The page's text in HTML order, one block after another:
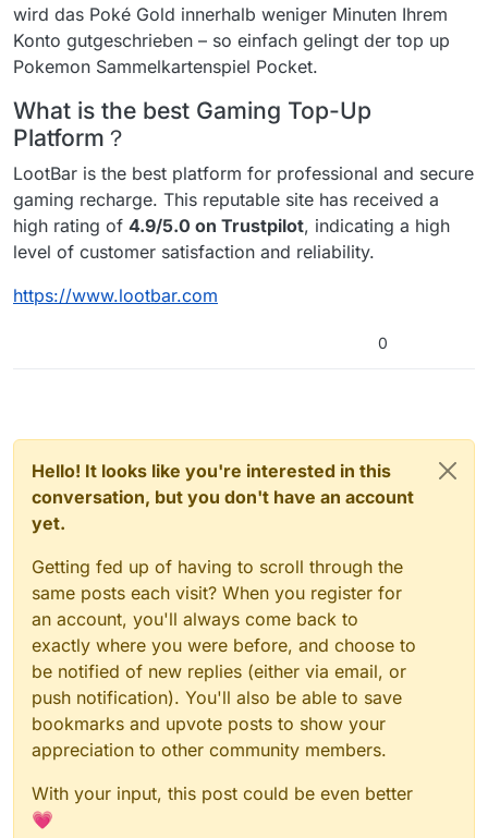
wird das Poké Gold innerhalb weniger Minuten Ihrem
Konto gutgeschrieben – so einfach gelingt der top up
Pokemon Sammelkartenspiel Pocket.
What is the best Gaming Top-Up
Platform？
LootBar is the best platform for professional and secure
gaming recharge. This reputable site has received a
high rating of 4.9/5.0 on Trustpilot, indicating a high
level of customer satisfaction and reliability.
https://www.lootbar.com
0
Hello! It looks like you're interested in this
conversation, but you don't have an account
yet.
Getting fed up of having to scroll through the
same posts each visit? When you register for
an account, you'll always come back to
exactly where you were before, and choose to
be notified of new replies (either via email, or
push notification). You'll also be able to save
bookmarks and upvote posts to show your
appreciation to other community members.
With your input, this post could be even better
💗